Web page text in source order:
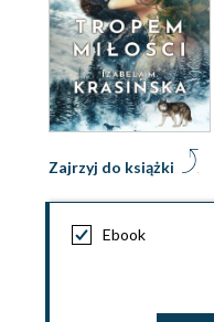
Zajrzyj do książki
Ebook